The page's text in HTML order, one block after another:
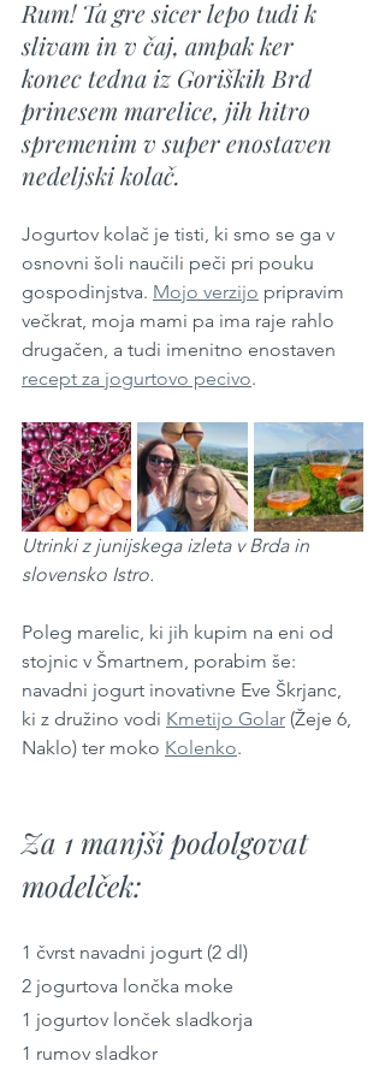
Rum! Ta gre sicer lepo tudi k
slivam in v čaj, ampak ker
konec tedna iz Goriških Brd
prinesem marelice, jih hitro
spremenim v super enostaven
nedeljski kolač.
Jogurtov kolač je tisti, ki smo se ga v
osnovni šoli naučili peči pri pouku
gospodinjstva. Mojo verzijo pripravim
večkrat, moja mami pa ima raje rahlo
drugačen, a tudi imenitno enostaven
recept za jogurtovo pecivo.
Utrinki z junijskega izleta v Brda in
slovensko Istro.
Poleg marelic, ki jih kupim na eni od
stojnic v Šmartnem, porabim še:
navadni jogurt inovativne Eve Škrjanc,
ki z družino vodi Kmetijo Golar (Žeje 6,
Naklo) ter moko Kolenko.
Za 1 manjši podolgovat
modelček:
1 čvrst navadni jogurt (2 dl)
2 jogurtova lončka moke
1 jogurtov lonček sladkorja
1 rumov sladkor